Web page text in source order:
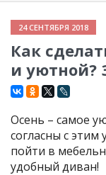
24 СЕНТЯБРЯ 2018
Как
и уютной?
Осень – самое
согласны с
пойти в
удобный диван!